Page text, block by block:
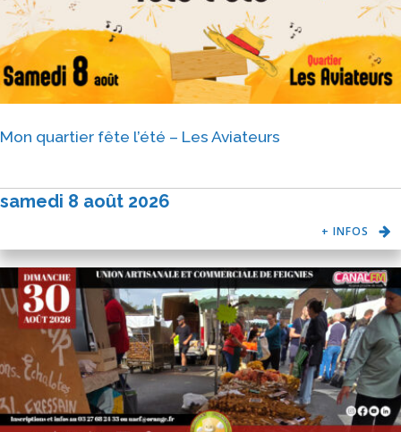
Mon quartier fête l’été – Les Aviateurs
samedi 8 août 2026
+ INFOS